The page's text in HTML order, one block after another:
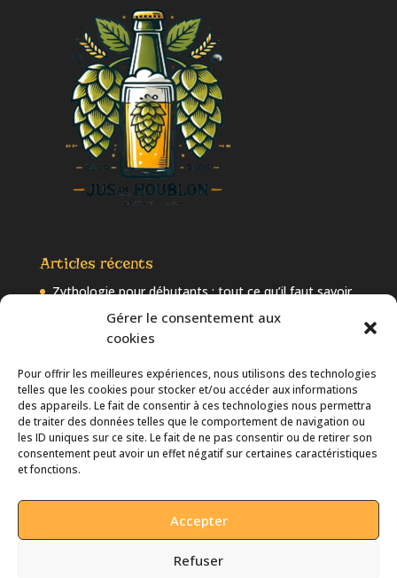
Gérer le consentement aux
cookies
Pour offrir les meilleures expériences, nous utilisons des technologies
telles que les cookies pour stocker et/ou accéder aux informations
des appareils. Le fait de consentir à ces technologies nous permettra
de traiter des données telles que le comportement de navigation ou
les ID uniques sur ce site. Le fait de ne pas consentir ou de retirer son
consentement peut avoir un effet négatif sur certaines caractéristiques
et fonctions.
Accepter
Refuser
Articles récents
Zythologie pour débutants : tout ce qu’il faut savoir
sur la bière
Les 10 tendances à suivre dans la bière artisanale en
Bière artisanale et intelligence artificielle : quand l’IA
révolutionne le brassage
Comprendre l’IBU et l’EBC : Comment bien choisir sa
bière ?
chaque type de bière ?